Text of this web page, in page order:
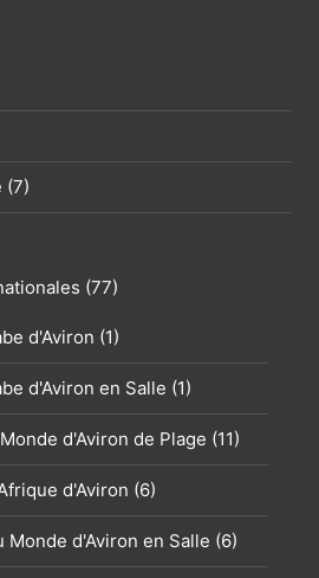
(7)
(77)
d'Aviron (1)
d'Aviron en Salle (1)
d'Aviron de Plage (11)
d'Aviron (6)
Monde d'Aviron en Salle (6)